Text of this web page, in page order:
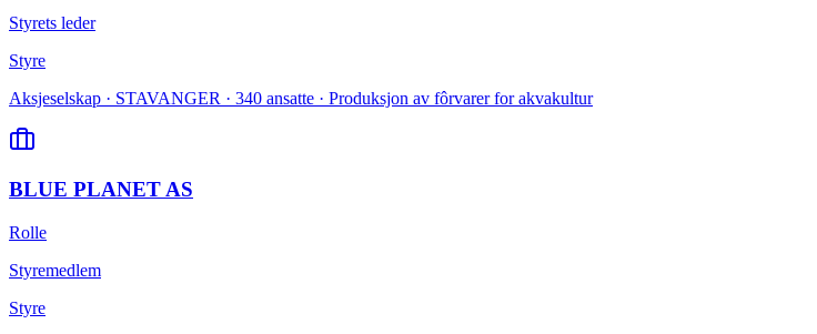
Styrets leder
Styre
Aksjeselskap · STAVANGER · 340 ansatte · Produksjon av fôrvarer for akvakultur
BLUE PLANET AS
Rolle
Styremedlem
Styre